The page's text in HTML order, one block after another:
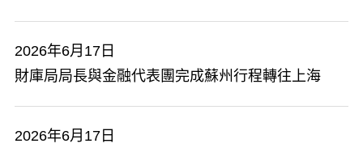
2026年6月17日
財庫局局長與金融代表團完成蘇州行程轉往上海
2026年6月17日